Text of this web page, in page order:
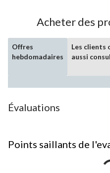
Acheter des
Offres
hebdomadaires
Les clients
aussi
Évaluations
Points saillants de